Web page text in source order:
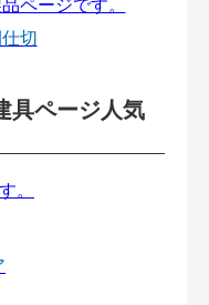
切
具ページ人気